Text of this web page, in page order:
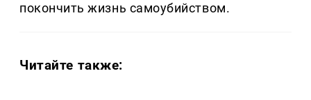
покончить жизнь самоубийством.
Читайте также: